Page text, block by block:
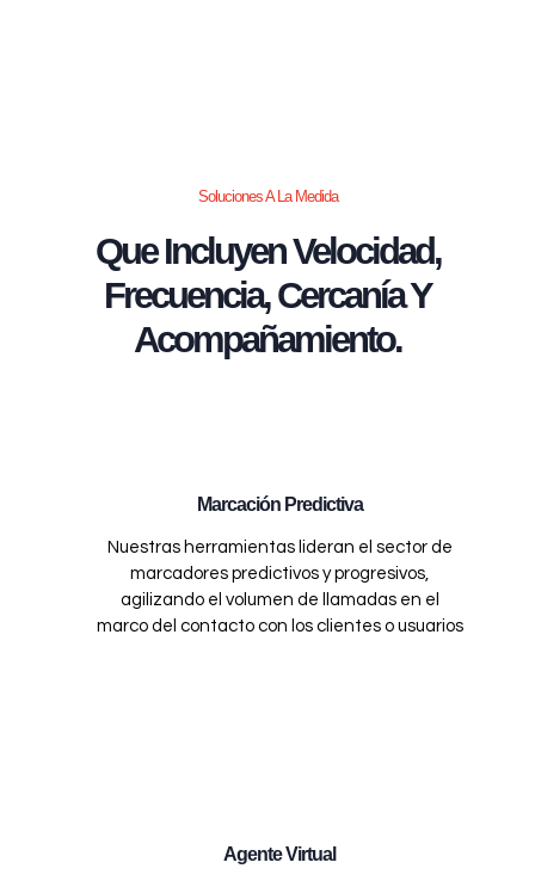
Soluciones A La Medida
Que Incluyen Velocidad,
Frecuencia, Cercanía Y
Acompañamiento.
Marcación Predictiva
Nuestras herramientas lideran el sector de
marcadores predictivos y progresivos,
agilizando el volumen de llamadas en el
marco del contacto con los clientes o usuarios
Agente Virtual